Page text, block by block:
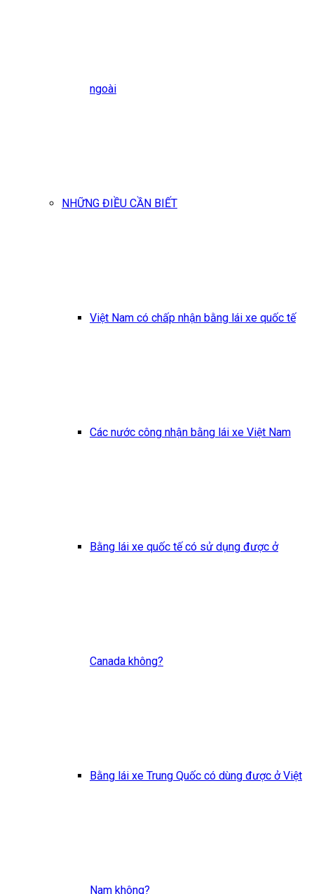
ngoài
NHỮNG ĐIỀU CẦN BIẾT
Việt Nam có chấp nhận bằng lái xe quốc tế
Các nước công nhận bằng lái xe Việt Nam
Bằng lái xe quốc tế có sử dụng được ở
Canada không?
Bằng lái xe Trung Quốc có dùng được ở Việt
Nam không?